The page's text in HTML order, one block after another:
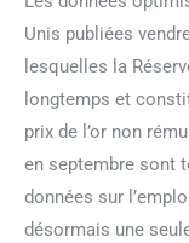
Unis publiées
lesquelles la
longtemps et
prix de l’or non
en septembre sont
données sur
désormais une